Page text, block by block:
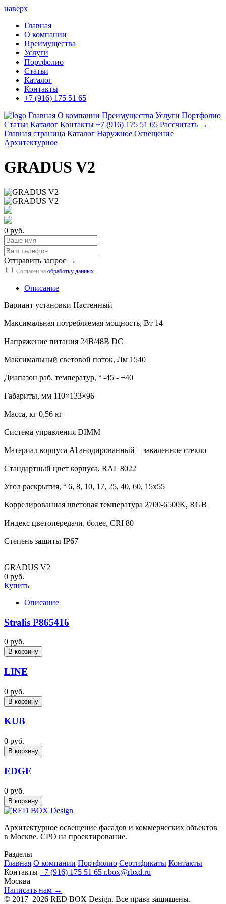
наверх
Главная
О компании
Преимущества
Услуги
Портфолио
Статьи
Каталог
Контакты
+7 (916) 175 51 65
Главная О компании Преимущества Услуги Портфолио
Статьи Каталог Контакты +7 (916) 175 51 65 Рассчитать →
Главная страница Каталог Наружное Освещение
Архитектурное
GRADUS V2
0 руб.
Отправить запрос →
Согласен на обработку данных
Описание
Вариант установки Настенный
Максимальная потребляемая мощность, Вт 14
Напряжение питания 24В/48В DC
Максимальный световой поток, Лм 1540
Диапазон раб. температур, ° -45 - +40
Габариты, мм 110×133×96
Масса, кг 0,56 кг
Система управления DIMM
Материал корпуса Al анодированный + закаленное стекло
Стандартный цвет корпуса, RAL 8022
Угол раскрытия, ° 6, 8, 10, 17, 25, 40, 60, 15x55
Коррелированная цветовая температура 2700-6500K, RGB
Индекс цветопередачи, более, CRI 80
Степень защиты IP67
GRADUS V2
0 руб.
Купить
Описание
Stralis P865416
0 руб.
В корзину
LINE
0 руб.
В корзину
KUB
0 руб.
В корзину
EDGE
0 руб.
В корзину
Архитектурное освещение фасадов и коммерческих объектов
в Москве. СРО на проектирование.
Разделы
Главная О компании Портфолио Сертификаты Контакты
Контакты +7 (916) 175 51 65 r.box@rbxd.ru
Москва
Написать нам →
© 2017–2026 RED BOX Design. Все права защищены.